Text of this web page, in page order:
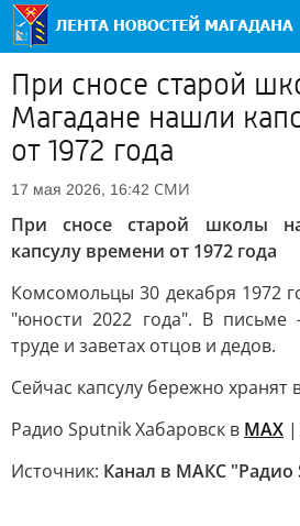
При сносе старой
Магадане нашли
от 1972 года
17 мая 2026, 16:42 СМИ
При сносе старой школы
капсулу времени от 1972 года
Комсомольцы 30 декабря 1972
"юности 2022 года". В
труде и заветах отцов и дедов.
Сейчас капсулу бережно хранят
Радио Sputnik Хабаровск в MAX |
Источник: Канал в МАКС "Радио